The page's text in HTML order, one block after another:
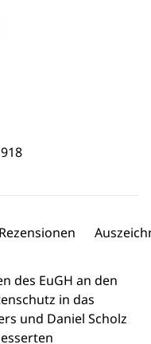
Rezensionen
des EuGH an den
in das
und Daniel Scholz